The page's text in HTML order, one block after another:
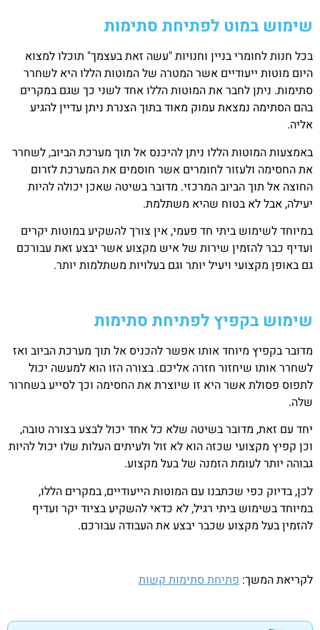
שימוש במוט לפתיחת סתימות
בכל חנות לחומרי בניין וחנויות "עשה זאת בעצמך" תוכלו למצוא
היום מוטות ייעודיים אשר המטרה של המוטות הללו היא לשחרר
סתימות. ניתן לחבר את המוטות הללו אחד לשני כך שגם במקרים
בהם הסתימה נמצאת עמוק מאוד בתוך הצנרת ניתן עדיין להגיע
אליה.
באמצעות המוטות הללו ניתן להיכנס אל תוך מערכת הביוב, לשחרר
את החסימה ולעזור לחומרים אשר חוסמים את המערכת לזרום
החוצה אל תוך הביוב המרכזי. מדובר בשיטה שאכן יכולה להיות
יעילה, אבל לא בטוח שהיא משתלמת.
במיוחד לשימוש ביתי חד פעמי, אין צורך להשקיע במוטות יקרים
ועדיף כבר להזמין שירות של איש מקצוע אשר יבצע זאת עבורכם
גם באופן מקצועי ויעיל יותר וגם בעלויות משתלמות יותר.
שימוש בקפיץ לפתיחת סתימות
מדובר בקפיץ מיוחד אותו אפשר להכניס אל תוך מערכת הביוב ואז
לשחרר אותו שיחזור חזרה אליכם. בצורה הזו הוא למעשה יכול
לתפוס פסולת אשר היא זו שיוצרת את החסימה וכך לסייע בשחרור
שלה.
יחד עם זאת, מדובר בשיטה שלא כל אחד יכול לבצע בצורה טובה,
וכן קפיץ מקצועי שכזה הוא לא זול ולעיתים העלות שלו יכול להיות
גבוהה יותר לעומת הזמנה של בעל מקצוע.
לכן, בדיוק כפי שכתבנו עם המוטות הייעודיים, במקרים הללו,
במיוחד בשימוש ביתי רגיל, לא כדאי להשקיע בציוד יקר ועדיף
להזמין בעל מקצוע שכבר יבצע את העבודה עבורכם.
לקריאת המשך: פתיחת סתימות קשות